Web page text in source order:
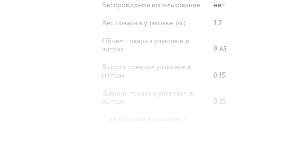
Беспроводное использование
нет
Вес товара в упаковке, (кг)
1.2
Объем товара в упаковке, в
литрах
9.45
Высота товара в упаковке, в
метрах
0.15
Ширина товара в упаковке, в
метрах
0.35
Длина товара в упаковке, в